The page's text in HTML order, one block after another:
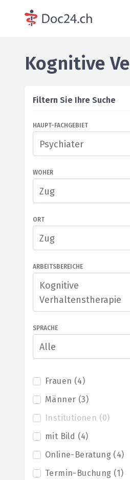
Kognitive
Filtern Sie Ihre Suche
HAUPT-FACHGEBIET
WOHER
Zug
ORT
Zug
ARBEITSBEREICHE
Kognitive
Verhaltenstherapie
SPRACHE
Alle
Frauen (4)
Männer (3)
Institutionen (0)
mit Bild (4)
Online-Beratung (4)
Termin-Buchung (1)